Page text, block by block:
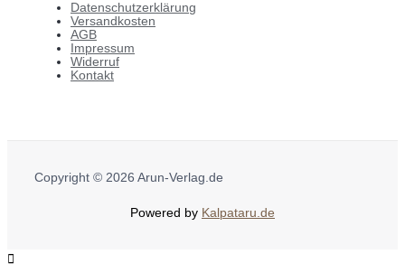
Datenschutzerklärung
Versandkosten
AGB
Impressum
Widerruf
Kontakt
Copyright © 2026 Arun-Verlag.de
Powered by Kalpataru.de